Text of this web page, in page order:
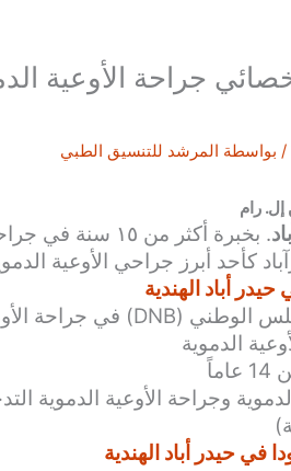
جراحة الأوعية
/ بواسطة المرشد للتنسيق الطبي
إل. رام
. بخبرة أكثر من ١٥ سنة
كأحد أبرز جراحي الأوعية
أباد الهندية
الدموية
وجراحة الأوعية الدموية
حيدر أباد الهندية